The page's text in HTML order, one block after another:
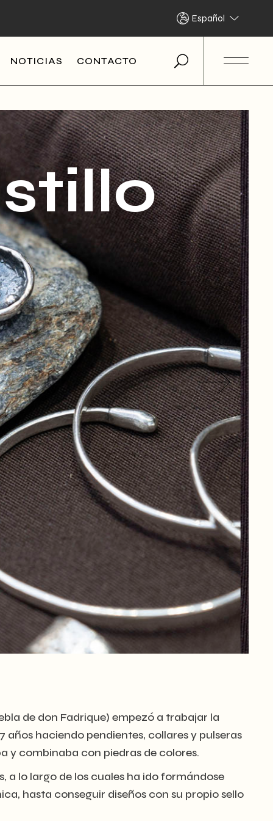
Español
NOTICIAS CONTACTO
de don Fadrique) empezó a trabajar la
haciendo pendientes, collares y pulseras
y combinaba con piedras de colores.
a lo largo de los cuales ha ido formándose
hasta conseguir diseños con su propio sello